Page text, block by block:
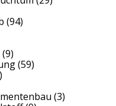
(94)
(9)
(59)
(3)